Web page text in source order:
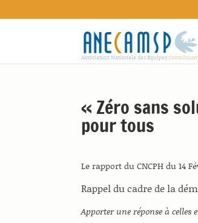
Association Nationale des Equipes
« Zéro sans
pour tous
Le rapport du CNCPH du 14
Rappel du cadre de la
Apporter une réponse à celles